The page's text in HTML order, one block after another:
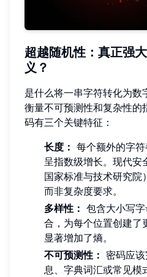
超越随机性：真正强
义？
是什么将一串字符转化为
衡量不可预测性和复杂性的
码有三个关键特征：
长度： 每个额外的字
呈指数级增长。现代安
国家标准与技术研究院
而非复杂度要求。
多样性： 包含大小写
合，为每个位置创建了
显著增加了熵。
不可预测性： 密码应
息、字典词汇或常见模